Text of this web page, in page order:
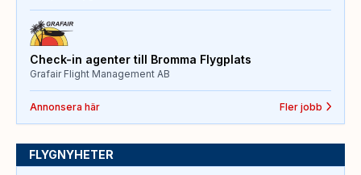
Check-in agenter till Bromma Flygplats
Grafair Flight Management AB
Annonsera här Fler jobb
FLYGNYHETER